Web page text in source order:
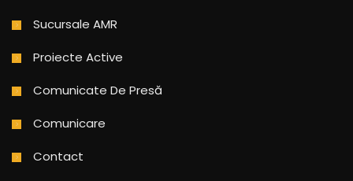
Sucursale AMR
Proiecte Active
Comunicate De Presă
Comunicare
Contact